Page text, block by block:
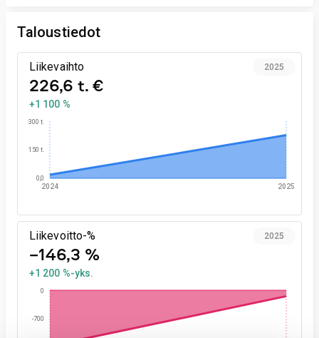
Taloustiedot
Liikevaihto
226,6 t. €
+1 100 %
2025
2024 2025
0,0
150 t.
300 t.
Liikevoitto-%
−146,3 %
+1 200 %-yks.
2025
-700
0